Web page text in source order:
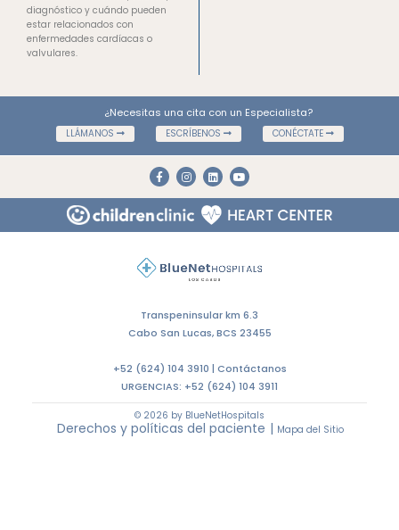
diagnóstico y cuándo pueden
estar relacionados con
enfermedades cardíacas o
valvulares.
¿Necesitas una cita con un Especialista?
LLÁMANOS ESCRÍBENOS CONÉCTATE
Transpeninsular km 6.3
Cabo San Lucas, BCS 23455
+52 (624) 104 3910 | Contáctanos
URGENCIAS: +52 (624) 104 3911
© 2026 by BlueNetHospitals
Derechos y políticas del paciente | Mapa del Sitio